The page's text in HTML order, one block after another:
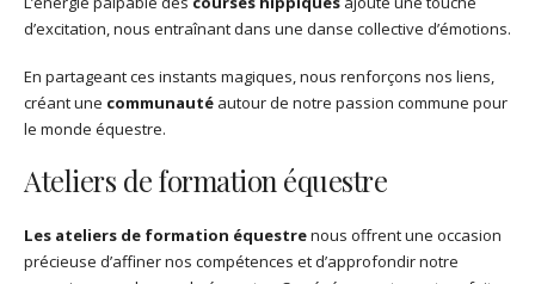
d’excitation, nous entraînant dans une danse collective d’émotions.
En partageant ces instants magiques, nous renforçons nos liens,
créant une communauté autour de notre passion commune pour
le monde équestre.
Ateliers de formation équestre
Les ateliers de formation équestrenous offrent une occasion
précieuse d’affiner nos compétences et d’approfondir notre